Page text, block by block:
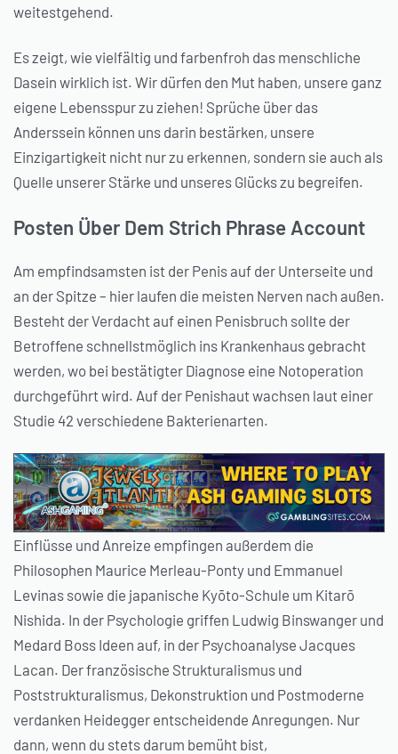
weitestgehend.
Es zeigt, wie vielfältig und farbenfroh das menschliche
Dasein wirklich ist. Wir dürfen den Mut haben, unsere ganz
eigene Lebensspur zu ziehen! Sprüche über das
Anderssein können uns darin bestärken, unsere
Einzigartigkeit nicht nur zu erkennen, sondern sie auch als
Quelle unserer Stärke und unseres Glücks zu begreifen.
Posten Über Dem Strich Phrase Account
Am empfindsamsten ist der Penis auf der Unterseite und
an der Spitze – hier laufen die meisten Nerven nach außen.
Besteht der Verdacht auf einen Penisbruch sollte der
Betroffene schnellstmöglich ins Krankenhaus gebracht
werden, wo bei bestätigter Diagnose eine Notoperation
durchgeführt wird. Auf der Penishaut wachsen laut einer
Studie 42 verschiedene Bakterienarten.
Einflüsse und Anreize empfingen außerdem die
Philosophen Maurice Merleau-Ponty und Emmanuel
Levinas sowie die japanische Kyōto-Schule um Kitarō
Nishida. In der Psychologie griffen Ludwig Binswanger und
Medard Boss Ideen auf, in der Psychoanalyse Jacques
Lacan. Der französische Strukturalismus und
Poststrukturalismus, Dekonstruktion und Postmoderne
verdanken Heidegger entscheidende Anregungen. Nur
dann, wenn du stets darum bemüht bist,